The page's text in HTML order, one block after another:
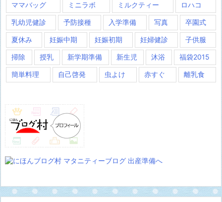
ママバッグ ミニラボ ミルクティー ロハコ
乳幼児健診 予防接種 入学準備 写真 卒園式
夏休み 妊娠中期 妊娠初期 妊婦健診 子供服
掃除 授乳 新学期準備 新生児 沐浴 福袋2015
簡単料理 自己啓発 虫よけ 赤すぐ 離乳食